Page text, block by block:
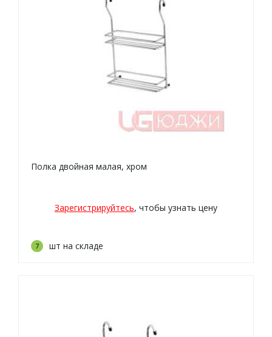
Полка двойная малая, хром
Зарегистрируйтесь, чтобы узнать цену
7 шт на складе